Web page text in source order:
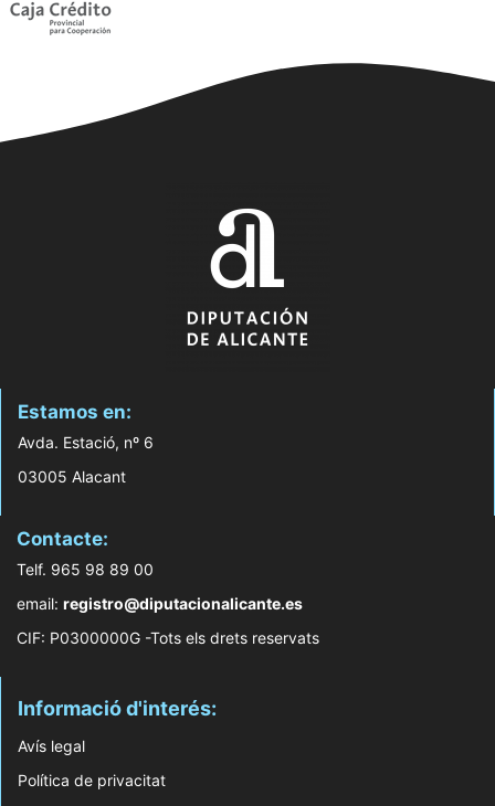
Estamos en:
Avda. Estació, nº 6
03005 Alacant
Contacte:
Telf. 965 98 89 00
email: registro@diputacionalicante.es
CIF: P0300000G -Tots els drets reservats
Informació d'interés:
Avís legal
Política de privacitat